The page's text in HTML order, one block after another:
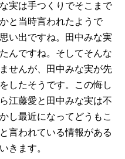
実は手つくりでそこまで
と当時言われたようで
い出ですね。田中みな実
んですね。そしてそんな
せんが、田中みな実が先
したそうです。この悔し
江藤愛と田中みな実は不
し最近になってどうもこ
言われている情報がある
きます。